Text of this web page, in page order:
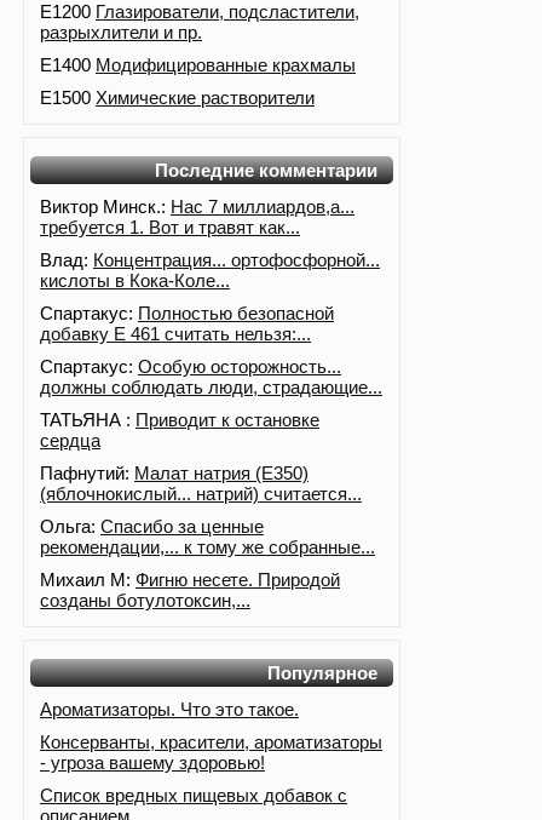
E1200 Глазирователи, подсластители,
разрыхлители и пр.
E1400 Модифицированные крахмалы
E1500 Химические растворители
Последние комментарии
Виктор Минск.: Нас 7 миллиардов,а...
требуется 1. Вот и травят как...
Влад: Концентрация... ортофосфорной...
кислоты в Кока-Коле...
Спартакус: Полностью безопасной
добавку Е 461 считать нельзя:...
Спартакус: Особую осторожность...
должны соблюдать люди, страдающие...
ТАТЬЯНА : Приводит к остановке
сердца
Пафнутий: Малат натрия (E350)
(яблочнокислый... натрий) считается...
Ольга: Спасибо за ценные
рекомендации,... к тому же собранные...
Михаил М: Фигню несете. Природой
созданы ботулотоксин,...
Популярное
Ароматизаторы. Что это такое.
Консерванты, красители, ароматизаторы
- угроза вашему здоровью!
Список вредных пищевых добавок с